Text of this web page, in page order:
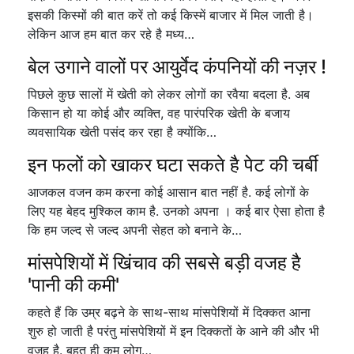
इसकी किस्मों की बात करें तो कई किस्में बाजार में मिल जाती है।
लेकिन आज हम बात कर रहे है मध्य…
बेल उगाने वालों पर आयुर्वेद कंपनियों की नज़र !
पिछले कुछ सालों में खेती को लेकर लोगों का रवैया बदला है. अब
किसान हो या कोई और व्यक्ति, वह पारंपरिक खेती के बजाय
व्यवसायिक खेती पसंद कर रहा है क्योंकि…
इन फलों को खाकर घटा सकते है पेट की चर्बी
आजकल वजन कम करना कोई आसान बात नहीं है. कई लोगों के
लिए यह बेहद मुश्किल काम है. उनको अपना । कई बार ऐसा होता है
कि हम जल्द से जल्द अपनी सेहत को बनाने के…
मांसपेशियों में खिंचाव की सबसे बड़ी वजह है
'पानी की कमी'
कहते हैं कि उम्र बढ़ने के साथ-साथ मांसपेशियों में दिक्कत आना
शुरु हो जाती है परंतु मांसपेशियों में इन दिक्कतों के आने की और भी
वजह है. बहुत ही कम लोग…